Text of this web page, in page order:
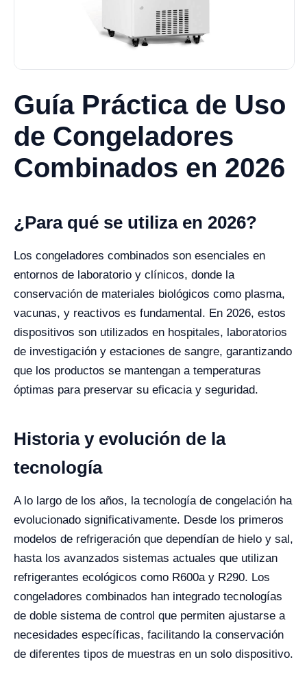
Guía Práctica de Uso
de Congeladores
Combinados en 2026
¿Para qué se utiliza en 2026?
Los congeladores combinados son esenciales en
entornos de laboratorio y clínicos, donde la
conservación de materiales biológicos como plasma,
vacunas, y reactivos es fundamental. En 2026, estos
dispositivos son utilizados en hospitales, laboratorios
de investigación y estaciones de sangre, garantizando
que los productos se mantengan a temperaturas
óptimas para preservar su eficacia y seguridad.
Historia y evolución de la
tecnología
A lo largo de los años, la tecnología de congelación ha
evolucionado significativamente. Desde los primeros
modelos de refrigeración que dependían de hielo y sal,
hasta los avanzados sistemas actuales que utilizan
refrigerantes ecológicos como R600a y R290. Los
congeladores combinados han integrado tecnologías
de doble sistema de control que permiten ajustarse a
necesidades específicas, facilitando la conservación
de diferentes tipos de muestras en un solo dispositivo.